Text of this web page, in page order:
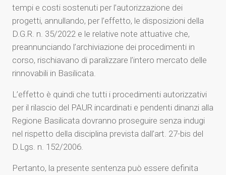
tempi e costi sostenuti per l’autorizzazione dei
progetti, annullando, per l’effetto, le disposizioni della
D.G.R. n. 35/2022 e le relative note attuative che,
preannunciando l’archiviazione dei procedimenti in
corso, rischiavano di paralizzare l’intero mercato delle
rinnovabili in Basilicata.
L’effetto è quindi che tutti i procedimenti autorizzativi
per il rilascio del PAUR incardinati e pendenti dinanzi alla
Regione Basilicata dovranno proseguire senza indugi
nel rispetto della disciplina prevista dall’art. 27-bis del
D.Lgs. n. 152/2006.
Pertanto, la presente sentenza può essere definita